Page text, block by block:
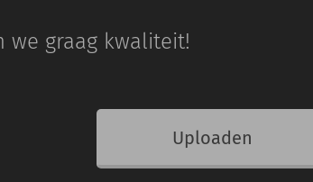
we graag kwaliteit!
Uploaden